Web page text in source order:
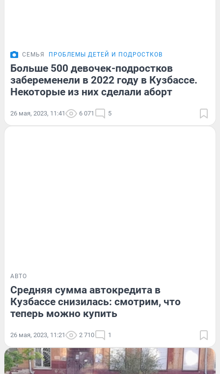
СЕМЬЯ ПРОБЛЕМЫ ДЕТЕЙ И ПОДРОСТКОВ
Больше 500 девочек-подростков
забеременели в 2022 году в Кузбассе.
Некоторые из них сделали аборт
26 мая, 2023, 11:41 6 071 5
АВТО
Средняя сумма автокредита в
Кузбассе снизилась: смотрим, что
теперь можно купить
26 мая, 2023, 11:21 2 710 1